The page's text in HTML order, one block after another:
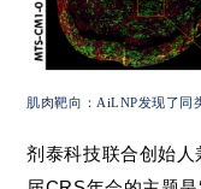
肌肉靶向：AiLNP发现了同
剂泰科技联合创始人